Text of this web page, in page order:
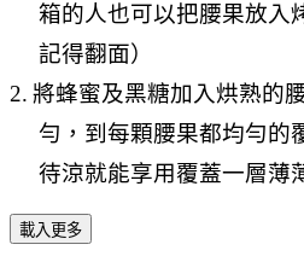
箱的人也可以把腰果放入
記得翻面）
2. 將蜂蜜及黑糖加入烘熟的
勻，到每顆腰果都均勻的
待涼就能享用覆蓋一層薄
載入更多